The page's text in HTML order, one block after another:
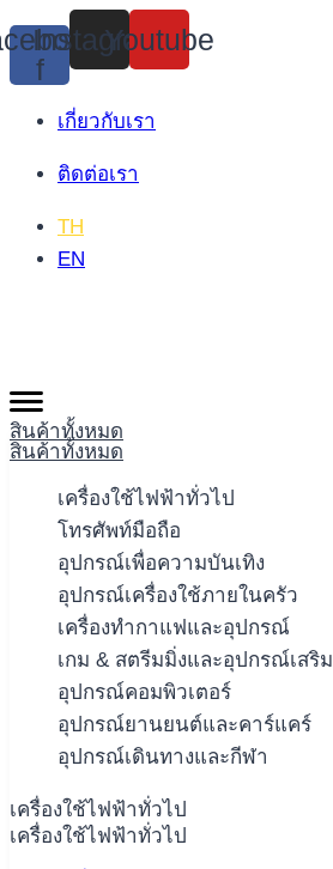
Skip
to
content
f
Instagram
Youtube
เกี่ยวกับเรา
ติดต่อเรา
TH
EN
สินค้าทั้งหมด
สินค้าทั้งหมด
เครื่องใช้ไฟฟ้าทั่วไป
โทรศัพท์มือถือ
อุปกรณ์เพื่อความบันเทิง
อุปกรณ์เครื่องใช้ภายในครัว
เครื่องทำกาแฟและอุปกรณ์
เกม & สตรีมมิ่งและอุปกรณ์เสริม
อุปกรณ์คอมพิวเตอร์
อุปกรณ์ยานยนต์และคาร์แคร์
อุปกรณ์เดินทางและกีฬา
เครื่องใช้ไฟฟ้าทั่วไป
เครื่องใช้ไฟฟ้าทั่วไป